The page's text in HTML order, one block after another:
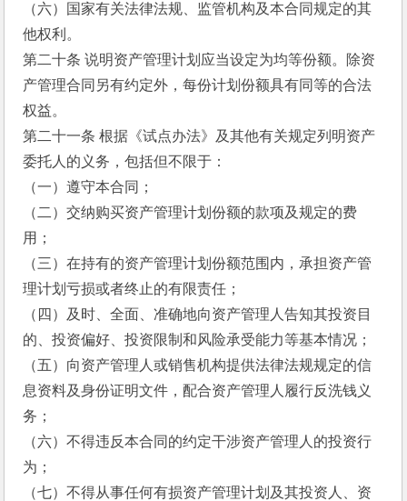
（六）国家有关法律法规、监管机构及本合同规定的其
他权利。
第二十条 说明资产管理计划应当设定为均等份额。除资
产管理合同另有约定外，每份计划份额具有同等的合法
权益。
第二十一条 根据《试点办法》及其他有关规定列明资产
委托人的义务，包括但不限于：
（一）遵守本合同；
（二）交纳购买资产管理计划份额的款项及规定的费
用；
（三）在持有的资产管理计划份额范围内，承担资产管
理计划亏损或者终止的有限责任；
（四）及时、全面、准确地向资产管理人告知其投资目
的、投资偏好、投资限制和风险承受能力等基本情况；
（五）向资产管理人或销售机构提供法律法规规定的信
息资料及身份证明文件，配合资产管理人履行反洗钱义
务；
（六）不得违反本合同的约定干涉资产管理人的投资行
为；
（七）不得从事任何有损资产管理计划及其投资人、资